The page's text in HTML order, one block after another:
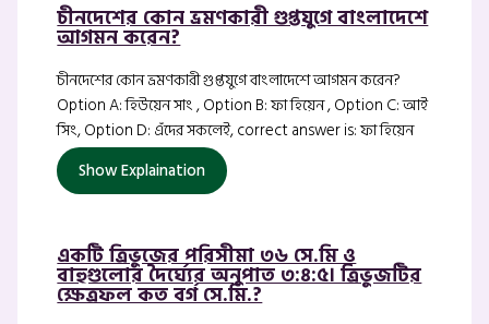
চীনদেশের কোন ভ্রমণকারী গুপ্তযুগে বাংলাদেশে
আগমন করেন?
চীনদেশের কোন ভ্রমণকারী গুপ্তযুগে বাংলাদেশে আগমন করেন?
Option A: হিউয়েন সাং , Option B: ফা হিয়েন , Option C: আই
সিং, Option D: এঁদের সকলেই, correct answer is: ফা হিয়েন
Show Explaination
একটি ত্রিভুজের পরিসীমা ৩৬ সে.মি ও
বাহুগুলোর দৈর্ঘ্যের অনুপাত ৩:৪:৫। ত্রিভুজটির
ক্ষেত্রফল কত বর্গ সে.মি.?